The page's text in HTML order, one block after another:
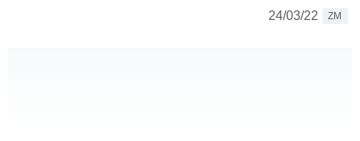
24/03/22
ZM